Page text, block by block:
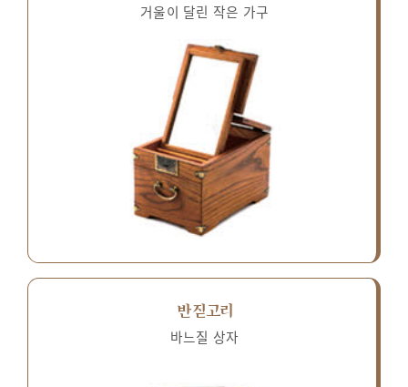
거울이 달린 작은 가구
반짇고리
바느질 상자